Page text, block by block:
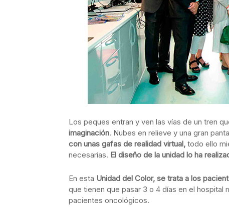
Los peques entran y ven las vías de un tren
imaginación. Nubes en relieve y una gran
con unas gafas de realidad virtual, todo ello
necesarias. El diseño de la unidad lo ha
En esta Unidad del Color, se trata a los
que tienen que pasar 3 o 4 días en el
pacientes oncológicos.